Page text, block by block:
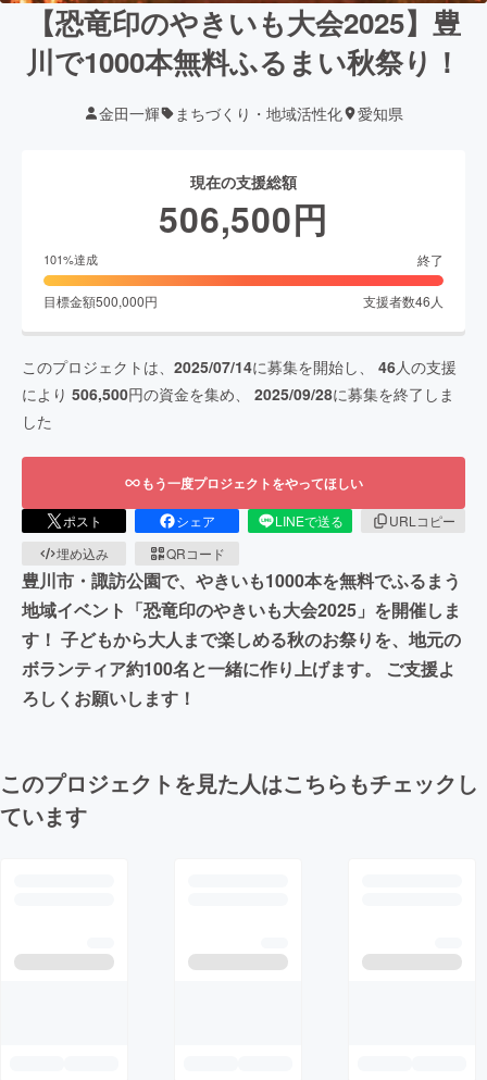
【恐竜印のやきいも大会2025】豊
川で1000本無料ふるまい秋祭り！
金田一輝 まちづくり・地域活性化 愛知県
現在の支援総額
506,500円
101%達成 終了
目標金額500,000円 支援者数46 人
このプロジェクトは、 2025/07/14に募集を開始し、 46人の支援
により 506,500円の資金を集め、 2025/09/28に募集を終了しま
した
もう一度プロジェクトをやってほしい
ポスト シェア LINEで送る
URLコピー
埋め込み
QRコード
豊川市・諏訪公園で、やきいも1000本を無料でふるまう
地域イベント「恐竜印のやきいも大会2025」を開催しま
す！ 子どもから大人まで楽しめる秋のお祭りを、地元の
ボランティア約100名と一緒に作り上げます。 ご支援よ
ろしくお願いします！
このプロジェクトを見た人はこちらもチェックし
ています